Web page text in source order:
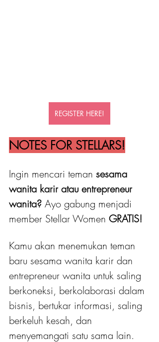
REGISTER HERE!
NOTES FOR STELLARS!
Ingin mencari teman sesama
wanita karir atau entrepreneur
wanita? Ayo gabung menjadi
member Stellar Women GRATIS!
Kamu akan menemukan teman
baru sesama wanita karir dan
entrepreneur wanita untuk saling
berkoneksi, berkolaborasi dalam
bisnis, bertukar informasi, saling
berkeluh kesah, dan
menyemangati satu sama lain.